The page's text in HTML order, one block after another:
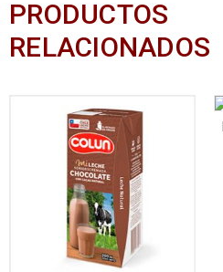
PRODUCTOS
RELACIONADOS